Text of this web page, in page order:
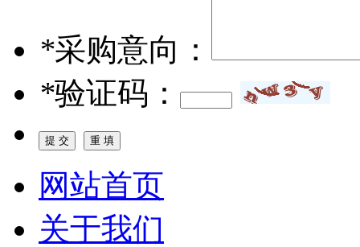
*采购意向：
*验证码：
网站首页
关于我们